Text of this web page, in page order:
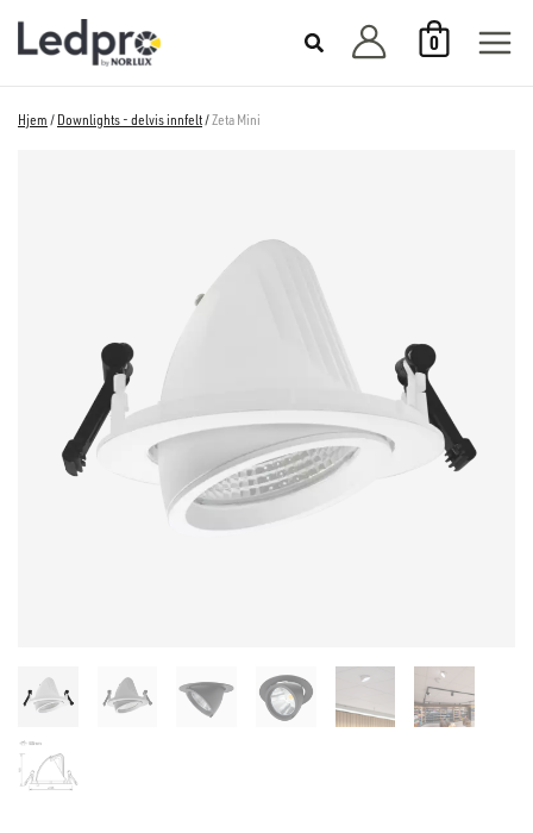
rett
0
Hjem / Downlights - delvis innfelt/Zeta Mini